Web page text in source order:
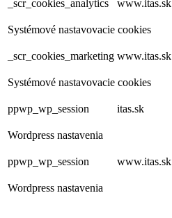
_scr_cookies_analytics www.itas.sk
Systémové nastavovacie cookies
_scr_cookies_marketing www.itas.sk
Systémové nastavovacie cookies
ppwp_wp_session itas.sk
Wordpress nastavenia
ppwp_wp_session www.itas.sk
Wordpress nastavenia